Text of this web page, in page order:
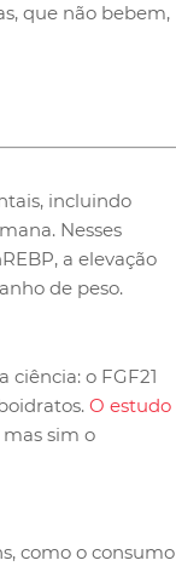
que não bebem,
incluindo
Nesses
a elevação
de peso.
o FGF21
O estudo
mas sim o
como o consumo